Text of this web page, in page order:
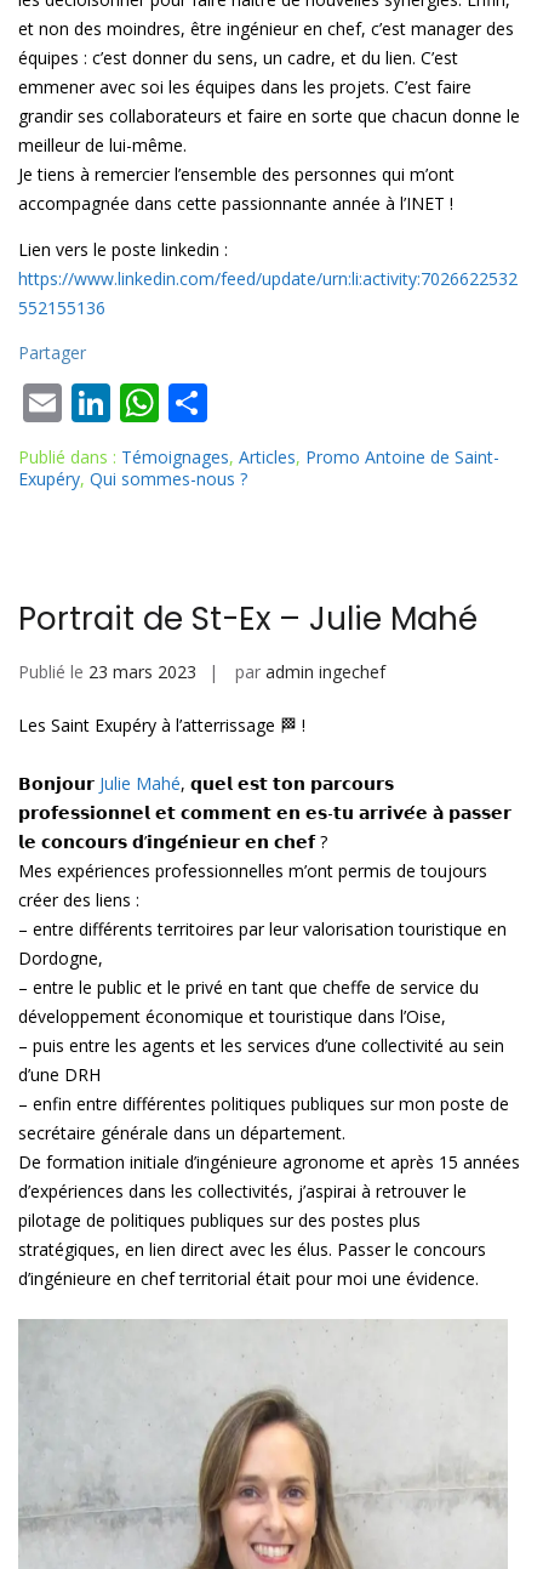
et non des moindres, être ingénieur en chef, c’est manager des
équipes : c’est donner du sens, un cadre, et du lien. C’est
emmener avec soi les équipes dans les projets. C’est faire
grandir ses collaborateurs et faire en sorte que chacun donne le
meilleur de lui-même.
Je tiens à remercier l’ensemble des personnes qui m’ont
accompagnée dans cette passionnante année à l’INET !
Lien vers le poste linkedin :
https://www.linkedin.com/feed/update/urn:li:activity:7026622532
552155136
Partager
E
m
ai
Li
n
k
n
W
h
at
p
p
ar
ta
Publié dans : Témoignages, Articles, Promo Antoine de Saint-
Exupéry, Qui sommes-nous ?
Portrait de St-Ex – Julie Mahé
Publié le 23 mars 2023 par admin ingechef
Les Saint Exupéry à l’atterrissage 🏁 !
𝗕𝗼𝗻𝗷𝗼𝘂𝗿 Julie Mahé, 𝗾𝘂𝗲𝗹 𝗲𝘀𝘁 𝘁𝗼𝗻 𝗽𝗮𝗿𝗰𝗼𝘂𝗿𝘀
𝗽𝗿𝗼𝗳𝗲𝘀𝘀𝗶𝗼𝗻𝗻𝗲𝗹 𝗲𝘁 𝗰𝗼𝗺𝗺𝗲𝗻𝘁 𝗲𝗻 𝗲𝘀-𝘁𝘂 𝗮𝗿𝗿𝗶𝘃𝗲́𝗲 𝗮̀ 𝗽𝗮𝘀𝘀𝗲𝗿
𝗹𝗲 𝗰𝗼𝗻𝗰𝗼𝘂𝗿𝘀 𝗱’𝗶𝗻𝗴𝗲́𝗻𝗶𝗲𝘂𝗿 𝗲𝗻 𝗰𝗵𝗲𝗳 ?
Mes expériences professionnelles m’ont permis de toujours
créer des liens :
– entre différents territoires par leur valorisation touristique en
Dordogne,
– entre le public et le privé en tant que cheffe de service du
développement économique et touristique dans l’Oise,
– puis entre les agents et les services d’une collectivité au sein
d’une DRH
– enfin entre différentes politiques publiques sur mon poste de
secrétaire générale dans un département.
De formation initiale d’ingénieure agronome et après 15 années
d’expériences dans les collectivités, j’aspirai à retrouver le
pilotage de politiques publiques sur des postes plus
stratégiques, en lien direct avec les élus. Passer le concours
d’ingénieure en chef territorial était pour moi une évidence.